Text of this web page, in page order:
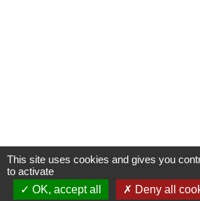
This site uses cookies and gives you
to activate
OK, accept all
Deny all